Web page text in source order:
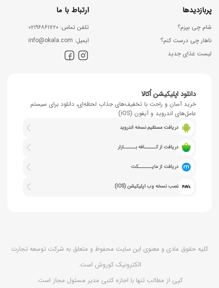
پربازدیدها
شام چی بپزم؟
ناهار چی درست کنم؟
لیست غذای جدید
ارتباط با ما
ﺗﻠﻔﻦ ﺗﻤﺎس: ۰۲۱۹۶۸۶۱۷۲۰
اﯾﻤﯿﻞ: info@okala.com
دانلود اپلیکیشن اُکالا
خرید آسان و راحت با تخفیف‌های جذابِ لحظه‌ای، دانلود برای سیستم
عامل‌های اندروید و آیفون (iOS)
دریافت مستقیم نسخه اندروید
دریافت از کــــــافه بــــــازار
دریافت از مایـــــــکت
نصب نسخه وب اپلیکیشن (IOS)
کلیه حقوق مادی و معنوی این سایت محفوظ و متعلق به شرکت توسعه تجارت
الکترونیک کوروش است.
کپی از مطالب تنها با اجازه کتبی مدیر مسئول مجاز است.